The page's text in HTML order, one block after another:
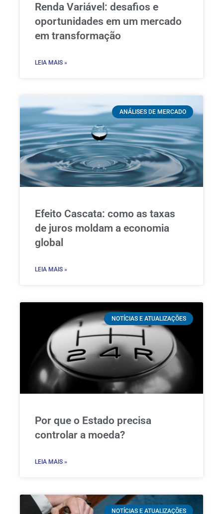
Renda Variável: desafios e
oportunidades em um mercado
em transformação
LEIA MAIS »
ANÁLISES DE MERCADO
Efeito Cascata: como as taxas
de juros moldam a economia
global
LEIA MAIS »
NOTÍCIAS E ATUALIZAÇÕES
Por que o Estado precisa
controlar a moeda?
LEIA MAIS »
NOTÍCIAS E ATUALIZAÇÕES